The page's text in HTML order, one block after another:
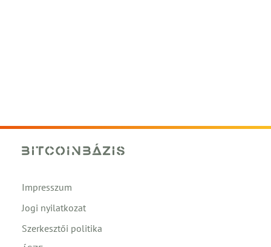
Impresszum
Jogi nyilatkozat
Szerkesztői politika